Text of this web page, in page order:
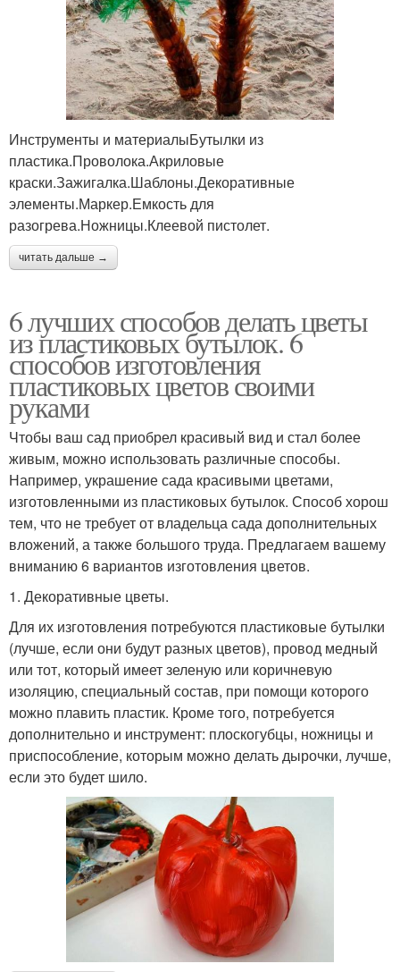
Инструменты и материалыБутылки из
пластика.Проволока.Акриловые
краски.Зажигалка.Шаблоны.Декоративные
элементы.Маркер.Емкость для
разогрева.Ножницы.Клеевой пистолет.
читать дальше →
6 лучших способов делать цветы
из пластиковых бутылок. 6
способов изготовления
пластиковых цветов своими
руками
Чтобы ваш сад приобрел красивый вид и стал более
живым, можно использовать различные способы.
Например, украшение сада красивыми цветами,
изготовленными из пластиковых бутылок. Способ хорош
тем, что не требует от владельца сада дополнительных
вложений, а также большого труда. Предлагаем вашему
вниманию 6 вариантов изготовления цветов.
1. Декоративные цветы.
Для их изготовления потребуются пластиковые бутылки
(лучше, если они будут разных цветов), провод медный
или тот, который имеет зеленую или коричневую
изоляцию, специальный состав, при помощи которого
можно плавить пластик. Кроме того, потребуется
дополнительно и инструмент: плоскогубцы, ножницы и
приспособление, которым можно делать дырочки, лучше,
если это будет шило.